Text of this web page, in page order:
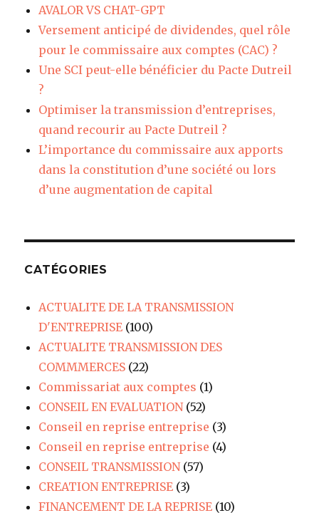
AVALOR VS CHAT-GPT
Versement anticipé de dividendes, quel rôle
pour le commissaire aux comptes (CAC) ?
Une SCI peut-elle bénéficier du Pacte Dutreil
?
Optimiser la transmission d’entreprises,
quand recourir au Pacte Dutreil ?
L’importance du commissaire aux apports
dans la constitution d’une société ou lors
d’une augmentation de capital
CATÉGORIES
ACTUALITE DE LA TRANSMISSION
D'ENTREPRISE (100)
ACTUALITE TRANSMISSION DES
COMMMERCES (22)
Commissariat aux comptes (1)
CONSEIL EN EVALUATION(52)
Conseil en reprise entreprise (3)
Conseil en reprise entreprise (4)
CONSEIL TRANSMISSION(57)
CREATION ENTREPRISE (3)
FINANCEMENT DE LA REPRISE (10)